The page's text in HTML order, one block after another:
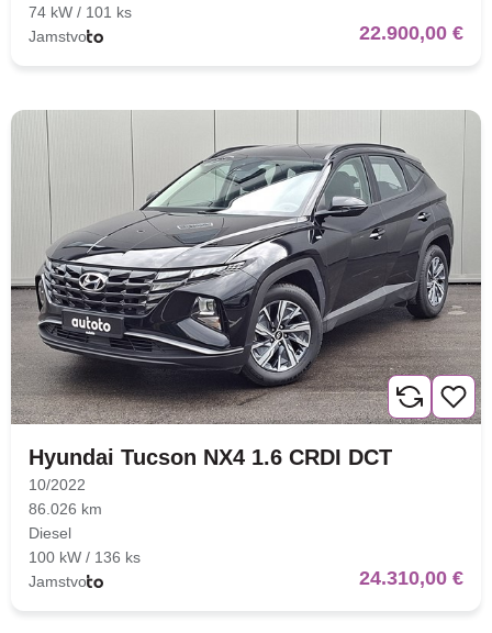
74 kW / 101 ks
Jamstvo
22.900,00 €
Hyundai Tucson NX4 1.6 CRDI DCT
10/2022
86.026 km
Diesel
100 kW / 136 ks
Jamstvo
24.310,00 €